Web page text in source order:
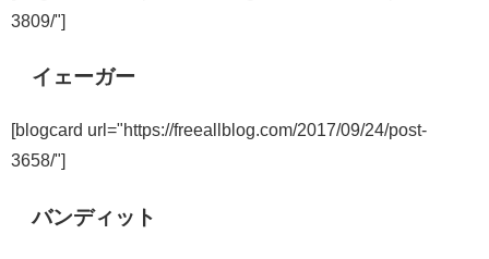
3809/"]
イェーガー
[blogcard url="https://freeallblog.com/2017/09/24/post-
3658/"]
バンディット